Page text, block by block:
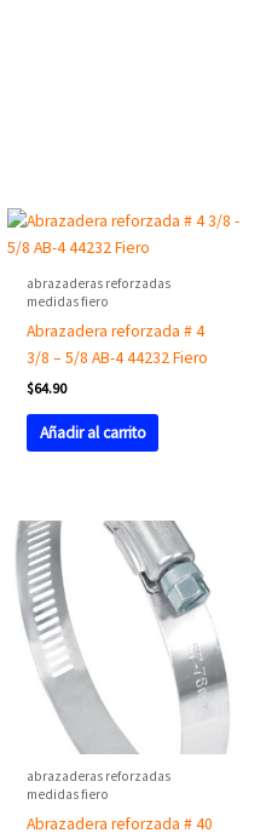
abrazaderas reforzadas
medidas fiero
Abrazadera reforzada # 4
3/8 – 5/8 AB-4 44232 Fiero
$64.90
Añadir al carrito
abrazaderas reforzadas
medidas fiero
Abrazadera reforzada # 40